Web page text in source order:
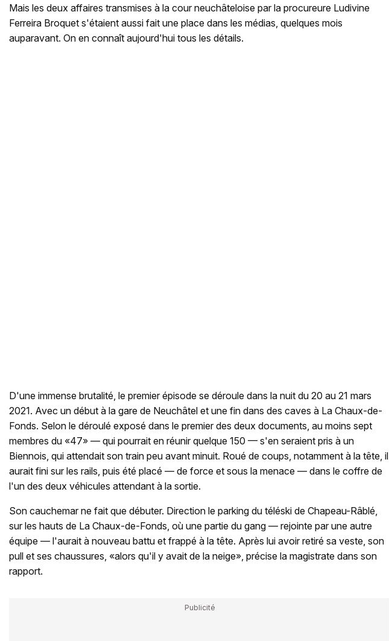
Mais les deux affaires transmises à la cour neuchâteloise par la procureure Ludivine
Ferreira Broquet s'étaient aussi fait une place dans les médias, quelques mois
auparavant. On en connaît aujourd'hui tous les détails.
D'une immense brutalité, le premier épisode se déroule dans la nuit du 20 au 21 mars
2021. Avec un début à la gare de Neuchâtel et une fin dans des caves à La Chaux-de-
Fonds. Selon le déroulé exposé dans le premier des deux documents, au moins sept
membres du «47» — qui pourrait en réunir quelque 150 — s'en seraient pris à un
Biennois, qui attendait son train peu avant minuit. Roué de coups, notamment à la tête, il
aurait fini sur les rails, puis été placé — de force et sous la menace — dans le coffre de
l'un des deux véhicules attendant à la sortie.
Son cauchemar ne fait que débuter. Direction le parking du téléski de Chapeau-Râblé,
sur les hauts de La Chaux-de-Fonds, où une partie du gang — rejointe par une autre
équipe — l'aurait à nouveau battu et frappé à la tête. Après lui avoir retiré sa veste, son
pull et ses chaussures, «alors qu'il y avait de la neige», précise la magistrate dans son
rapport.